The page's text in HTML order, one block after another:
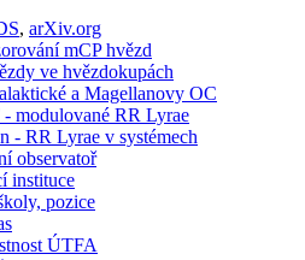
, arXiv.org
mCP hvězd
ve hvězdokupách
a Magellanovy OC
modulované RR Lyrae
- RR Lyrae v systémech
observatoř
instituce
pozice
ÚTFA